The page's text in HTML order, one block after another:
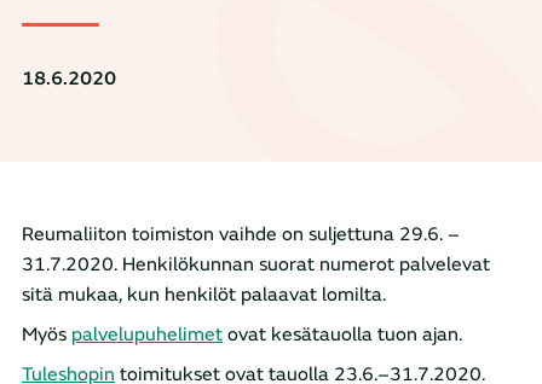
18.6.2020
Reumaliiton toimiston vaihde on suljettuna 29.6. –
31.7.2020. Henkilökunnan suorat numerot palvelevat
sitä mukaa, kun henkilöt palaavat lomilta.
Myös palvelupuhelimet ovat kesätauolla tuon ajan.
Tuleshopin toimitukset ovat tauolla 23.6.–31.7.2020.